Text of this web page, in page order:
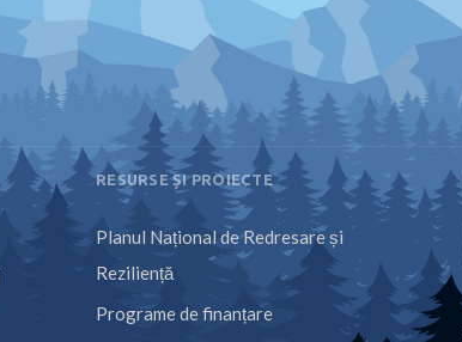
RESURSE ȘI PROIECTE
Planul Național de Redresare și
Reziliență
Programe de finanțare